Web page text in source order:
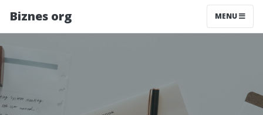
Biznes org MENU